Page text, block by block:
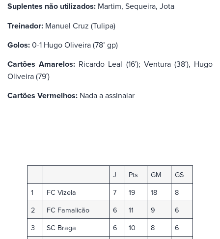
Suplentes não utilizados: Martim, Sequeira, Jota
Treinador: Manuel Cruz (Tulipa)
Golos:0-1 Hugo Oliveira (78’ gp)
Cartões Amarelos: Ricardo Leal (16′); Ventura (38′), Hugo
Oliveira (79′)
Cartões Vermelhos: Nada a assinalar
J Pts GM
GS
1
FC Vizela 7 19 18
8
2
FC Famalicão 6 11 9
6
3
SC Braga 6 10 8 6